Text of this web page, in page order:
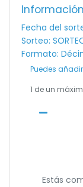
Fecha del
Sorteo:
Formato:
Puedes
1 de un
Estás